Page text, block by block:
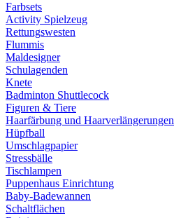
Farbsets
Activity Spielzeug
Rettungswesten
Flummis
Maldesigner
Schulagenden
Knete
Badminton Shuttlecock
Figuren & Tiere
Haarfärbung und Haarverlängerungen
Hüpfball
Umschlagpapier
Stressbälle
Tischlampen
Puppenhaus Einrichtung
Baby-Badewannen
Schaltflächen